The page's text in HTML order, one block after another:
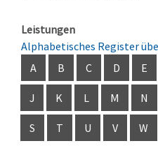
Leistungen
Alphabetisches Register
A
B C D E
J K L M N
S T U V W